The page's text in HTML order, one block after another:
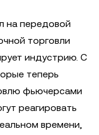
на передовой
торговли
индустрию. С
теперь
фьючерсами
реагировать
времени,